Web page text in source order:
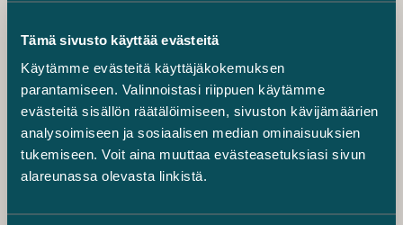
Tämä sivusto käyttää evästeitä
Käytämme evästeitä käyttäjäkokemuksen
parantamiseen. Valinnoistasi riippuen käytämme
evästeitä sisällön räätälöimiseen, sivuston kävijämäärien
analysoimiseen ja sosiaalisen median ominaisuuksien
tukemiseen. Voit aina muuttaa evästeasetuksiasi sivun
alareunassa olevasta linkistä.
brexitin jälkeen ole enää ilman erillistä sopimusta
Blogi julkaistiin alunperinDirectors’ Institute of Finlandin
(DIF) kumppaniblogissa 15.8.2016
BREXIT EU hallituksen jäsen